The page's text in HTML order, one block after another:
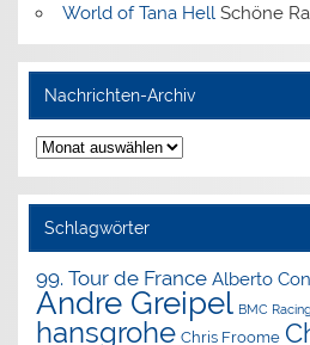
World of Tana Hell Schöne
Nachrichten-Archiv
Nachrichten-
Archiv
Schlagwörter
99. Tour de France Alberto
Andre Greipel BMC
hansgrohe Chris Froome